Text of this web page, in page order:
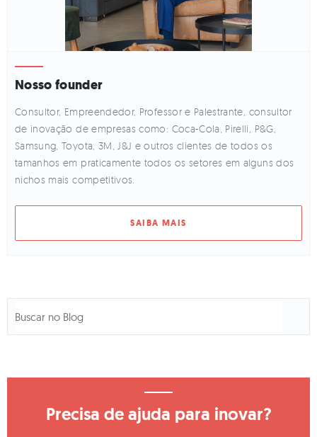
Nosso founder
Consultor, Empreendedor, Professor e Palestrante, consultor
de inovação de empresas como: Coca-Cola, Pirelli, P&G,
Samsung, Toyota, 3M, J&J e outros clientes de todos os
tamanhos em praticamente todos os setores em alguns dos
nichos mais competitivos.
SAIBA MAIS
Precisa de ajuda para inovar?